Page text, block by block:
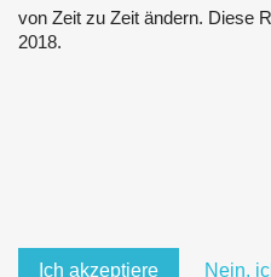
von Zeit zu Zeit ändern. Diese
2018.
Ich akzeptiere Nein,